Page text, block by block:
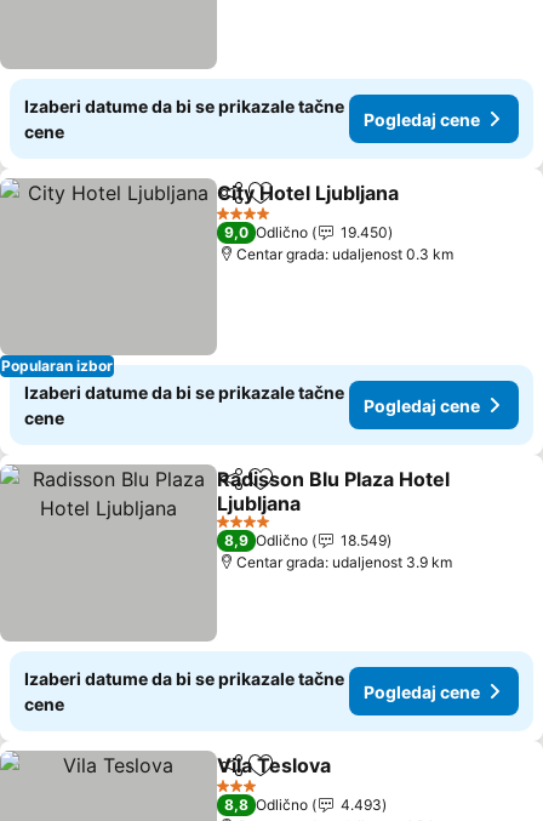
Izaberi datume da bi se prikazale tačne
cene
Pogledaj cene
Popularan izbor
Deli Dodati u favorite
City Hotel Ljubljana
4 Zvezdice
9,0 Odlično
19.450
Centar grada: udaljenost 0.3 km
Izaberi datume da bi se prikazale tačne
cene
Pogledaj cene
Deli Dodati u favorite
Radisson Blu Plaza Hotel
Ljubljana
Pogledaj cene
4 Zvezdice
8,9 Odlično
18.549
Centar grada: udaljenost 3.9 km
Izaberi datume da bi se prikazale tačne
cene
Pogledaj cene
Deli Dodati u favorite
Vila Teslova
3 Zvezdice
8,8 Odlično
4.493